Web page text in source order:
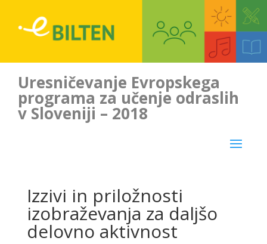
Uresničevanje Evropskega
programa za učenje odraslih
v Sloveniji – 2018
Izzivi in priložnosti
izobraževanja za daljšo
delovno aktivnost